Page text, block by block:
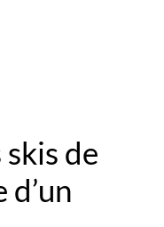
de
d’un